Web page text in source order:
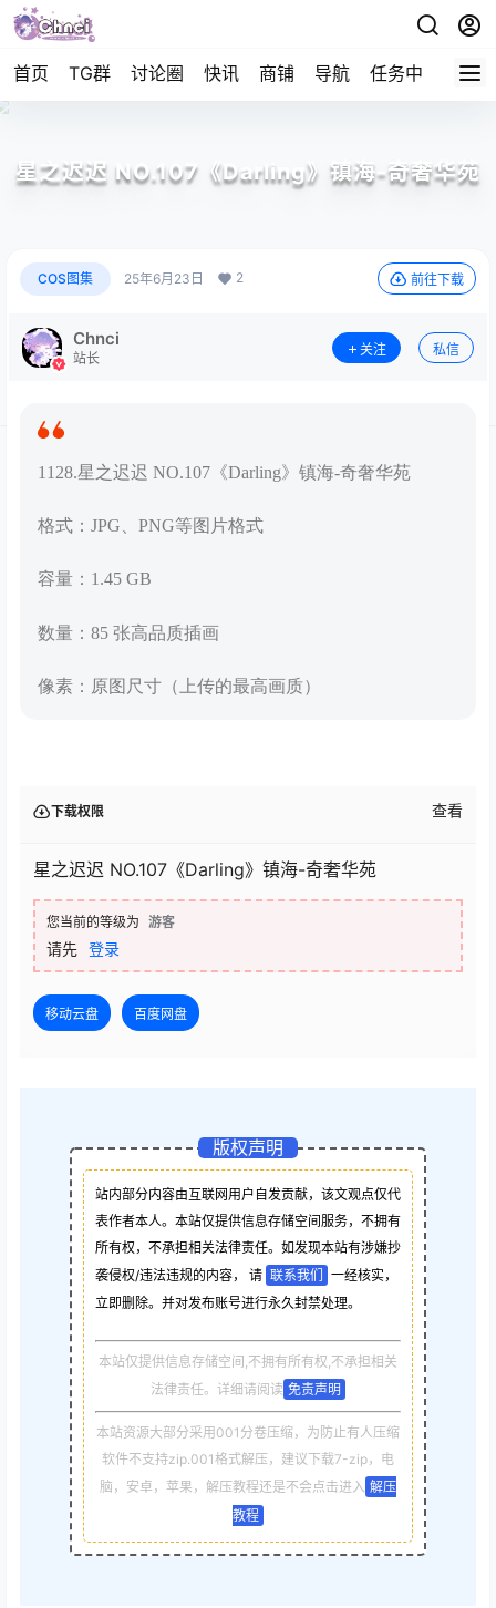
首页 TG群 讨论圈 快讯 商铺 导航 任务中心 帮助
星之迟迟 NO.107《Darling》镇海-奇奢华苑
COS图集 25年6月23日 2 前往下载
Chnci
站长
关注 私信
1128.星之迟迟 NO.107《Darling》镇海-奇奢华苑
格式：JPG、PNG等图片格式
容量：1.45 GB
数量：85 张高品质插画
像素：原图尺寸（上传的最高画质）
下载权限 查看
星之迟迟 NO.107《Darling》镇海-奇奢华苑
您当前的等级为 游客
请先 登录
移动云盘 百度网盘
版权声明
站内部分内容由互联网用户自发贡献，该文观点仅代
表作者本人。本站仅提供信息存储空间服务，不拥有
所有权，不承担相关法律责任。如发现本站有涉嫌抄
袭侵权/违法违规的内容， 请 联系我们
一经核实，
立即删除。并对发布账号进行永久封禁处理。
本站仅提供信息存储空间,不拥有所有权,不承担相关
法律责任。详细请阅读 免责声明
本站资源大部分采用001分卷压缩，为防止有人压缩
软件不支持zip.001格式解压，建议下载7-zip，电
脑，安卓，苹果，解压教程还是不会点击进入 解压
教程